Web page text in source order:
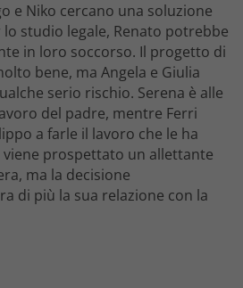
e Niko cercano una soluzione
studio legale, Renato potrebbe
in loro soccorso. Il progetto di
bene, ma Angela e Giulia
serio rischio. Serena è alle
del padre, mentre Ferri
a farle il lavoro che le ha
prospettato un allettante
ma la decisione
di più la sua relazione con la